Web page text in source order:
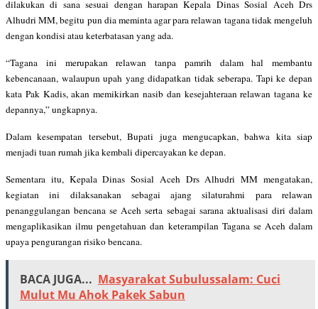
dilakukan di sana sesuai dengan harapan Kepala Dinas Sosial Aceh Drs
Alhudri MM, begitu pun dia meminta agarpara relawan tagana tidak mengeluh
dengan kondisi atau keterbatasan yang ada.
“Tagana ini merupakan relawan tanpa pamrih dalam hal membantu
kebencanaan, walaupun upah yang didapatkan tidak seberapa. Tapi ke depan
kata Pak Kadis, akan memikirkan nasib dan kesejahteraan relawan tagana ke
depannya,” ungkapnya.
Dalam kesempatan tersebut, Bupati juga mengucapkan, bahwa kita siap
menjadi tuan rumah jika kembali dipercayakan ke depan.
Sementara itu, Kepala Dinas Sosial Aceh Drs Alhudri MM mengatakan,
kegiatan ini dilaksanakan sebagai ajang silaturahmi para relawan
penanggulangan bencana se Aceh serta sebagai sarana aktualisasi diri dalam
mengaplikasikan ilmu pengetahuan dan keterampilan Tagana se Aceh dalam
upaya pengurangan risiko bencana.
BACA JUGA... Masyarakat Subulussalam: Cuci
Mulut Mu Ahok Pakek Sabun